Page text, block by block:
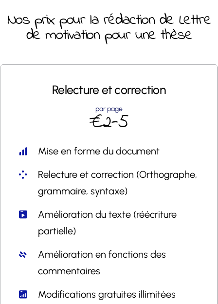
Nos prix pour la rédaction de Lettre
de motivation pour une thèse
Relecture etcorrection
par page
€2-5
Mise en forme du document
Relecture et correction (Orthographe,
grammaire, syntaxe)
Amélioration du texte (réécriture
partielle)
Amélioration en fonctions des
commentaires
Modifications gratuites illimitées